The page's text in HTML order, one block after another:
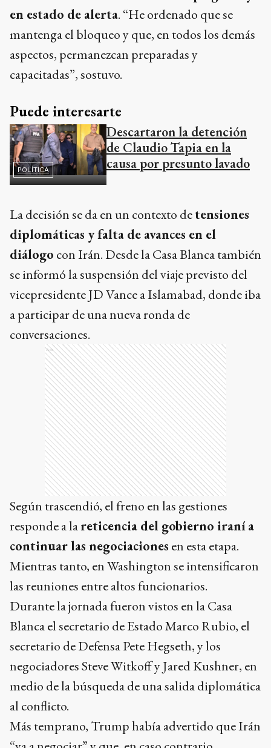
en estado de alerta. “He ordenado que se
mantenga el bloqueo y que, en todos los demás
aspectos, permanezcan preparadas y
capacitadas”, sostuvo.
Puede interesarte
POLÍTICA
Descartaron la detención
de Claudio Tapia en la
causa por presunto lavado
La decisión se da en un contexto detensiones
diplomáticas y falta de avances en el
diálogo con Irán. Desde la Casa Blanca también
se informó la suspensión del viaje previsto del
vicepresidente JD Vance a Islamabad, donde iba
a participar de una nueva ronda de
conversaciones.
Ads
Según trascendió, el freno en las gestiones
responde a lareticencia del gobierno iraní a
continuar las negociaciones en esta etapa.
Mientras tanto, en Washington se intensificaron
las reuniones entre altos funcionarios.
Durante la jornada fueron vistos en la Casa
Blanca el secretario de Estado Marco Rubio, el
secretario de Defensa Pete Hegseth, y los
negociadores Steve Witkoff y Jared Kushner, en
medio de la búsqueda de una salida diplomática
al conflicto.
Más temprano, Trump había advertido que Irán